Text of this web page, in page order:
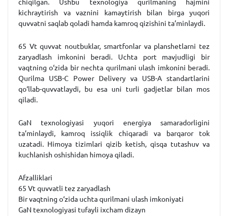
chiqilgan. Ushbu texnologiya qurilmaning hajmini
kichraytirish va vaznini kamaytirish bilan birga yuqori
quvvatni saqlab qoladi hamda kamroq qizishini ta’minlaydi.
65 Vt quvvat noutbuklar, smartfonlar va planshetlarni tez
zaryadlash imkonini beradi. Uchta port mavjudligi bir
vaqtning o‘zida bir nechta qurilmani ulash imkonini beradi.
Qurilma USB-C Power Delivery va USB-A standartlarini
qo‘llab-quvvatlaydi, bu esa uni turli gadjetlar bilan mos
qiladi.
GaN texnologiyasi yuqori energiya samaradorligini
ta’minlaydi, kamroq issiqlik chiqaradi va barqaror tok
uzatadi. Himoya tizimlari qizib ketish, qisqa tutashuv va
kuchlanish oshishidan himoya qiladi.
Afzalliklari
65 Vt quvvatli tez zaryadlash
Bir vaqtning o‘zida uchta qurilmani ulash imkoniyati
GaN texnologiyasi tufayli ixcham dizayn